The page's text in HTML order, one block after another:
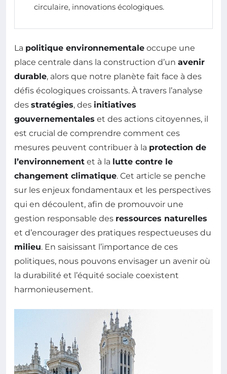
circulaire, innovations écologiques.
La politique environnementale occupe une
place centrale dans la construction d’un avenir
durable, alors que notre planète fait face à des
défis écologiques croissants. À travers l’analyse
des stratégies, des initiatives
gouvernementales et des actions citoyennes, il
est crucial de comprendre comment ces
mesures peuvent contribuer à la protection de
l’environnement et à la lutte contre le
changement climatique. Cet article se penche
sur les enjeux fondamentaux et les perspectives
qui en découlent, afin de promouvoir une
gestion responsable des ressources naturelles
et d’encourager des pratiques respectueuses du
milieu. En saisissant l’importance de ces
politiques, nous pouvons envisager un avenir où
la durabilité et l’équité sociale coexistent
harmonieusement.